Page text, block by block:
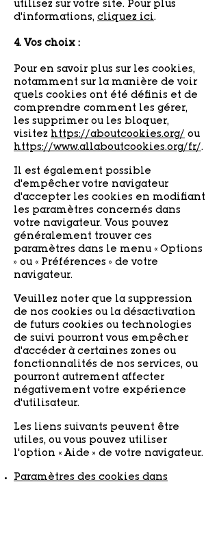
utilisez sur votre site. Pour plus
d'informations, cliquez ici.
4. Vos choix :
Pour en savoir plus sur les cookies,
notamment sur la manière de voir
quels cookies ont été définis et de
comprendre comment les gérer,
les supprimer ou les bloquer,
visitez https://aboutcookies.org/ ou
https://www.allaboutcookies.org/fr/.
Il est également possible
d'empêcher votre navigateur
d'accepter les cookies en modifiant
les paramètres concernés dans
votre navigateur. Vous pouvez
généralement trouver ces
paramètres dans le menu « Options
» ou « Préférences » de votre
navigateur.
Veuillez noter que la suppression
de nos cookies ou la désactivation
de futurs cookies ou technologies
de suivi pourront vous empêcher
d'accéder à certaines zones ou
fonctionnalités de nos services, ou
pourront autrement affecter
négativement votre expérience
d'utilisateur.
Les liens suivants peuvent être
utiles, ou vous pouvez utiliser
l'option « Aide » de votre navigateur.
Paramètres des cookies dans